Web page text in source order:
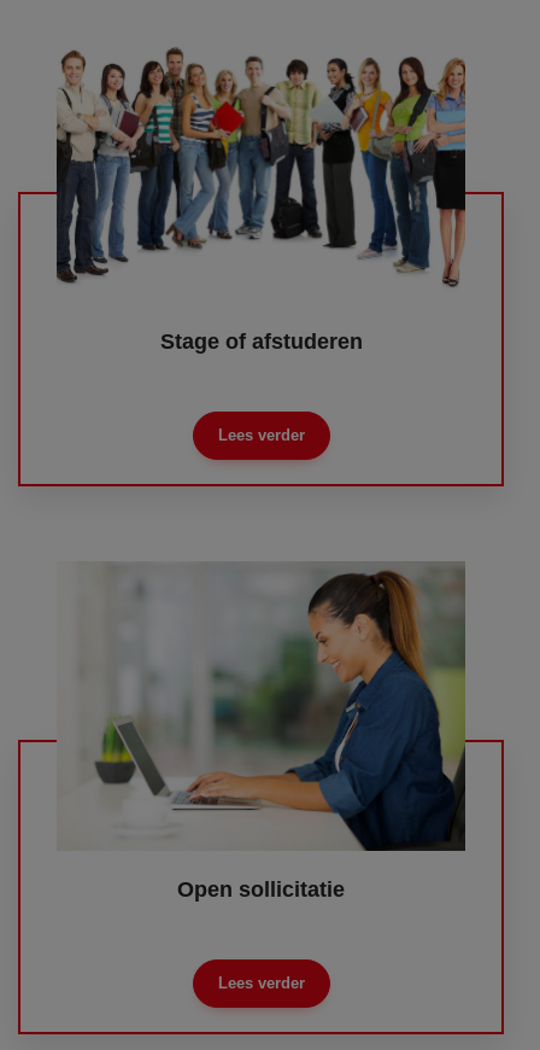
Stage of afstuderen
Lees verder
Open sollicitatie
Lees verder